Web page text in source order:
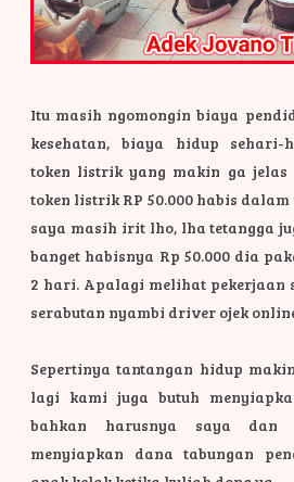
Itu masih ngomongin biaya
kesehatan, biaya hidup sehari-
token listrik yang makin ga jelas
token listrik RP 50.000 habis
saya masih irit lho, lha tetangga
banget habisnya Rp 50.000 dia
2 hari. Apalagi melihat pekerjaan
serabutan nyambi driver ojek
Sepertinya tantangan hidup
lagi kami juga butuh
bahkan harusnya saya dan
menyiapkan dana tabungan